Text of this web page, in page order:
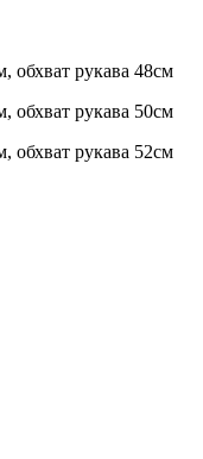
обхват рукава 48см
обхват рукава 50см
обхват рукава 52см